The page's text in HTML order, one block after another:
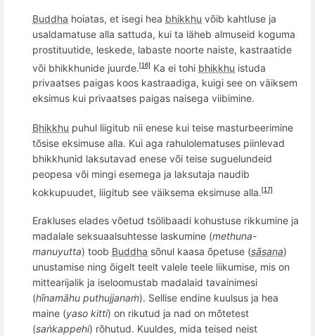
Buddha hoiatas, et isegi hea bhikkhu võib kahtluse ja
usaldamatuse alla sattuda, kui ta läheb almuseid koguma
prostituutide, leskede, labaste noorte naiste, kastraatide
või bhikkhunide juurde. [16] Ka ei tohi bhikkhu istuda
privaatses paigas koos kastraadiga, kuigi see on väiksem
eksimus kui privaatses paigas naisega viibimine.
Bhikkhu puhul liigitub nii enese kui teise masturbeerimine
tõsise eksimuse alla. Kui aga rahulolematuses piinlevad
bhikkhunid laksutavad enese või teise suguelundeid
peopesa või mingi esemega ja laksutaja naudib
kokkupuudet, liigitub see väiksema eksimuse alla. [17]
Erakluses elades võetud tsölibaadi kohustuse rikkumine ja
madalale seksuaalsuhtesse laskumine (methuna-
manuyutta) toob Buddha sõnul kaasa õpetuse (sāsana)
unustamise ning õigelt teelt valele teele liikumise, mis on
mittearijalik ja iseloomustab madalaid tavainimesi
(hīnamāhu puthujjanaṁ). Sellise endine kuulsus ja hea
maine (yaso kitti) on rikutud ja nad on mõtetest
(saṅkappehi) rõhutud. Kuuldes, mida teised neist